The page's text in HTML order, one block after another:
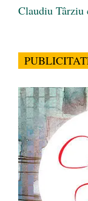
Claudiu Târziu